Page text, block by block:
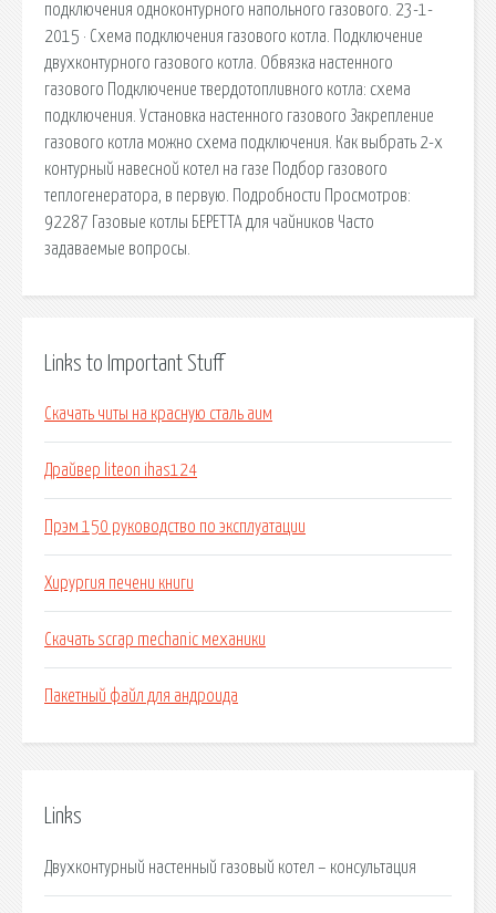
подключения одноконтурного напольного газового. 23-1-
2015 · Схема подключения газового котла. Подключение
двухконтурного газового котла. Обвязка настенного
газового Подключение твердотопливного котла: схема
подключения. Установка настенного газового Закрепление
газового котла можно схема подключения. Как выбрать 2-х
контурный навесной котел на газе Подбор газового
теплогенератора, в первую. Подробности Просмотров:
92287 Газовые котлы БЕРЕТТА для чайников Часто
задаваемые вопросы.
Links to Important Stuff
Скачать читы на красную сталь аим
Драйвер liteon ihas124
Прэм 150 руководство по эксплуатации
Хирургия печени книги
Скачать scrap mechanic механики
Пакетный файл для андроида
Links
Двухконтурный настенный газовый котел – консультация